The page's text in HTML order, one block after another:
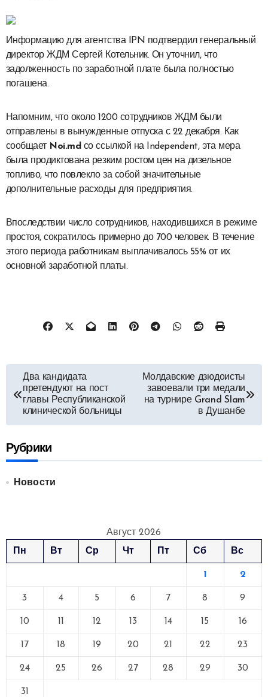
Информацию для агентства IPN подтвердил генеральный
директор ЖДМ Сергей Котельник. Он уточнил, что
задолженность по заработной плате была полностью
погашена.
Напомним, что около 1200 сотрудников ЖДМ были
отправлены в вынужденные отпуска с 22 декабря. Как
сообщает Noi.mdсо ссылкой на Independent, эта мера
была продиктована резким ростом цен на дизельное
топливо, что повлекло за собой значительные
дополнительные расходы для предприятия.
Впоследствии число сотрудников, находившихся в режиме
простоя, сократилось примерно до 700 человек. В течение
этого периода работникам выплачивалось 55% от их
основной заработной платы.
Навигация
по
записям
Два кандидата
претендуют на пост
главы Республиканской
клинической больницы
Молдавские дзюдоисты
завоевали три медали
на турнире Grand Slam
в Душанбе
Рубрики
Новости
Август 2026
Пн
Вт Ср Чт Пт Сб Вс
1 2
3 4 5 6 7 8 9
10 11 12 13 14 15 16
17 18 19 20 21 22 23
24 25 26 27 28 29 30
31